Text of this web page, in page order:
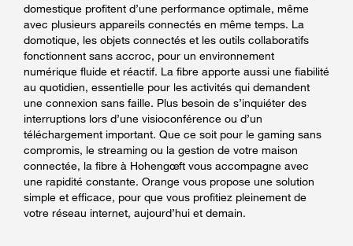
domestique profitent d’une performance optimale, même
avec plusieurs appareils connectés en même temps. La
domotique, les objets connectés et les outils collaboratifs
fonctionnent sans accroc, pour un environnement
numérique fluide et réactif. La fibre apporte aussi une fiabilité
au quotidien, essentielle pour les activités qui demandent
une connexion sans faille. Plus besoin de s’inquiéter des
interruptions lors d’une visioconférence ou d’un
téléchargement important. Que ce soit pour le gaming sans
compromis, le streaming ou la gestion de votre maison
connectée, la fibre à Hohengœft vous accompagne avec
une rapidité constante. Orange vous propose une solution
simple et efficace, pour que vous profitiez pleinement de
votre réseau internet, aujourd’hui et demain.